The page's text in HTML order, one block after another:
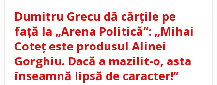
Dumitru Grecu dă cărțile pe
față la „Arena Politică”: „Mihai
Coteț este produsul Alinei
Gorghiu. Dacă a mazilit-o, asta
înseamnă lipsă de caracter!”